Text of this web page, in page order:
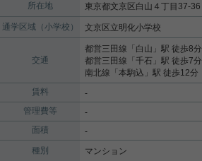
所在地 東京都文京区白山 ４丁目37-36
通学区域（小学校） 文京区立明化小学校
交通
都営三田線 「白山 」駅 徒歩8分
都営三田線 「千石 」駅 徒歩7分
南北線 「本駒込 」駅 徒歩12分
賃料
-
管理費等
-
面積
-
種別
マンション